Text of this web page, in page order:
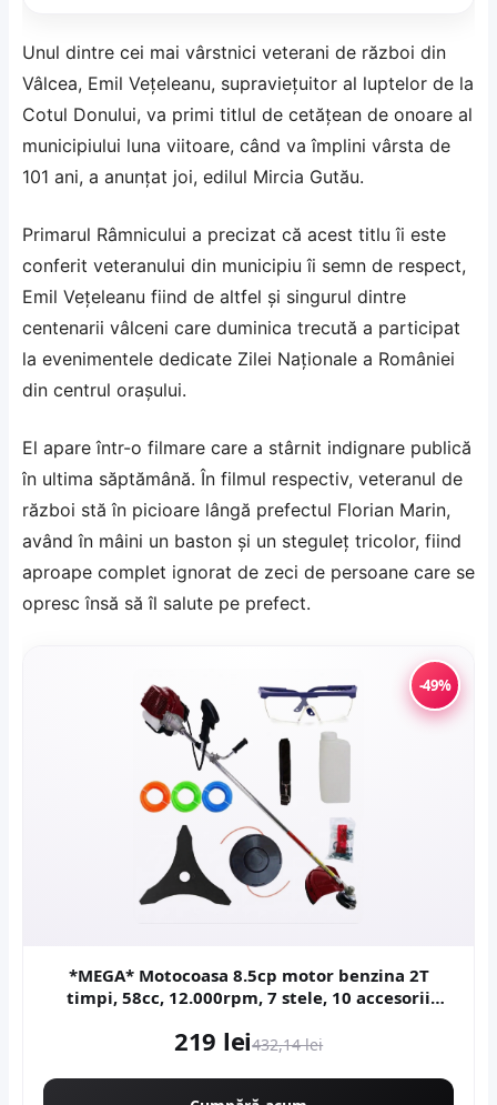
Unul dintre cei mai vârstnici veterani de război din
Vâlcea, Emil Veţeleanu, supravieţuitor al luptelor de la
Cotul Donului, va primi titlul de cetăţean de onoare al
municipiului luna viitoare, când va împlini vârsta de
101 ani, a anunţat joi, edilul Mircia Gutău.
Primarul Râmnicului a precizat că acest titlu îi este
conferit veteranului din municipiu îi semn de respect,
Emil Veţeleanu fiind de altfel şi singurul dintre
centenarii vâlceni care duminica trecută a participat
la evenimentele dedicate Zilei Naţionale a României
din centrul oraşului.
El apare într-o filmare care a stârnit indignare publică
în ultima săptămână. În filmul respectiv, veteranul de
război stă în picioare lângă prefectul Florian Marin,
având în mâini un baston şi un steguleţ tricolor, fiind
aproape complet ignorat de zeci de persoane care se
opresc însă să îl salute pe prefect.
-49%
*MEGA* Motocoasa 8.5cp motor benzina 2T
timpi, 58cc, 12.000rpm, 7 stele, 10 accesorii
CMP1546
219 lei432,14 lei